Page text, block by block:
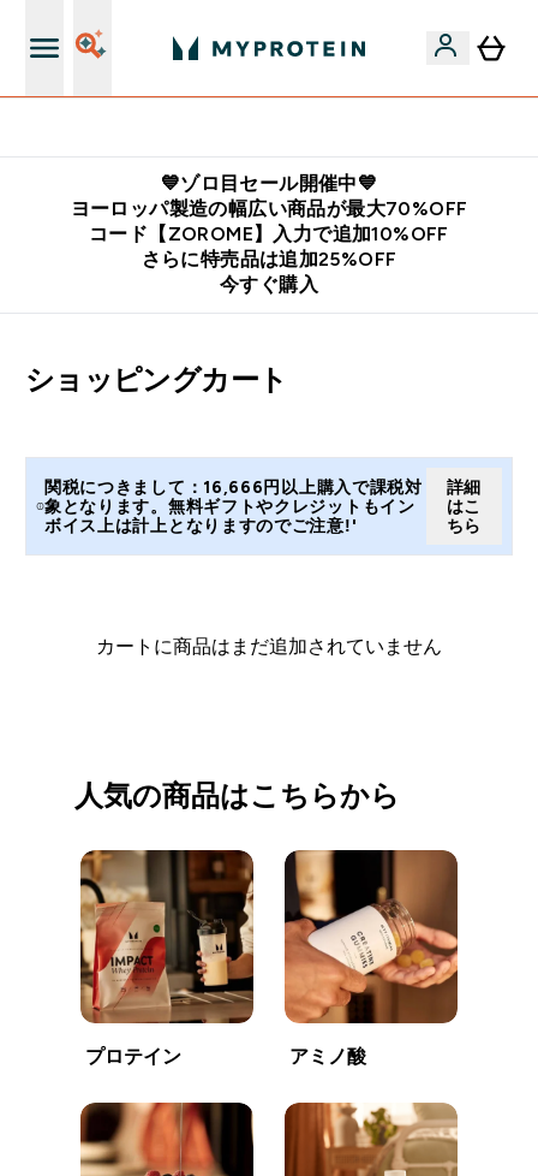
💙ゾロ目セール開催中💙
ヨーロッパ製造の幅広い商品が最大70%OFF
コード【ZOROME】入力で追加10%OFF
さらに特売品は追加25%OFF
今すぐ購入
ショッピングカート
関税につきまして：16,666円以上購入で課税対
象となります。無料ギフトやクレジットもイン
ボイス上は計上となりますのでご注意!'
詳細
はこ
ちら
カートに商品はまだ追加されていません
人気の商品はこちらから
プロテイン アミノ酸